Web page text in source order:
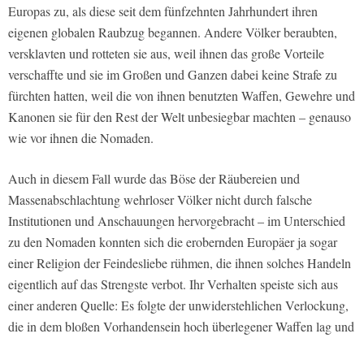
Europas zu, als diese seit dem fünfzehnten Jahrhundert ihren
eigenen globalen Raubzug begannen. Andere Völker beraubten,
versklavten und rotteten sie aus, weil ihnen das große Vorteile
verschaffte und sie im Großen und Ganzen dabei keine Strafe zu
fürchten hatten, weil die von ihnen benutzten Waffen, Gewehre und
Kanonen sie für den Rest der Welt unbesiegbar machten – genauso
wie vor ihnen die Nomaden.
Auch in diesem Fall wurde das Böse der Räubereien und
Massenabschlachtung wehrloser Völker nicht durch falsche
Institutionen und Anschauungen hervorgebracht – im Unterschied
zu den Nomaden konnten sich die erobernden Europäer ja sogar
einer Religion der Feindesliebe rühmen, die ihnen solches Handeln
eigentlich auf das Strengste verbot. Ihr Verhalten speiste sich aus
einer anderen Quelle: Es folgte der unwiderstehlichen Verlockung,
die in dem bloßen Vorhandensein hoch überlegener Waffen lag und